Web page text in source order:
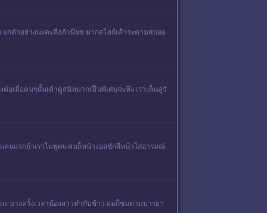
กตัวอย่างนะคะคือถ้ามีผช.มากดไลก์เค้าจะตามลบออ
อเมื่อคนๆนั้นเค้าดูสนิทมากเป็นพิเศษจะหึง เราเห็นคู่รั
คนแรกถ้าเราไม่พูดแฟนก็หน้างอลชักสีหน้าไส่อารมณ์
บางครั้งเวลาน้องสาวทำกับข้าว ผมก็ชมตามมารยา